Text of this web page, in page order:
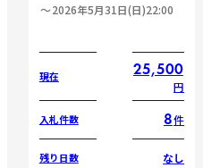
2026年5月31日(日)22:00
現在 25,500
円
入札件数 8件
残り日数 なし